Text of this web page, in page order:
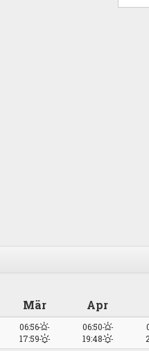
Mär Apr
06:56
17:59
06:50
19:48